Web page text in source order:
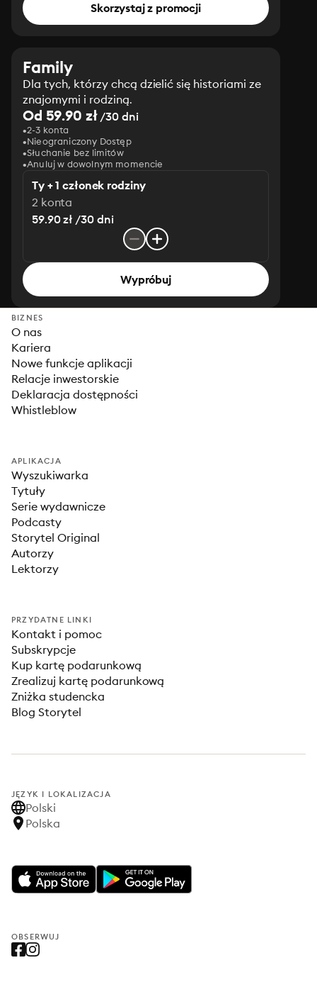
Skorzystaj z promocji
Family
Dla tych, którzy chcą dzielić się historiami ze
znajomymi i rodziną.
Od 59.90 zł/30 dni
2-3 konta
Nieograniczony Dostęp
Słuchanie bez limitów
Anuluj w dowolnym momencie
Ty + 1 członek rodziny
2 konta
59.90 zł /30 dni
Wypróbuj
BIZNES
O nas
Kariera
Nowe funkcje aplikacji
Relacje inwestorskie
Deklaracja dostępności
Whistleblow
APLIKACJA
Wyszukiwarka
Tytuły
Serie wydawnicze
Podcasty
Storytel Original
Autorzy
Lektorzy
PRZYDATNE LINKI
Kontakt i pomoc
Subskrypcje
Kup kartę podarunkową
Zrealizuj kartę podarunkową
Zniżka studencka
Blog Storytel
JĘZYK I LOKALIZACJA
Polski
Polska
OBSERWUJ